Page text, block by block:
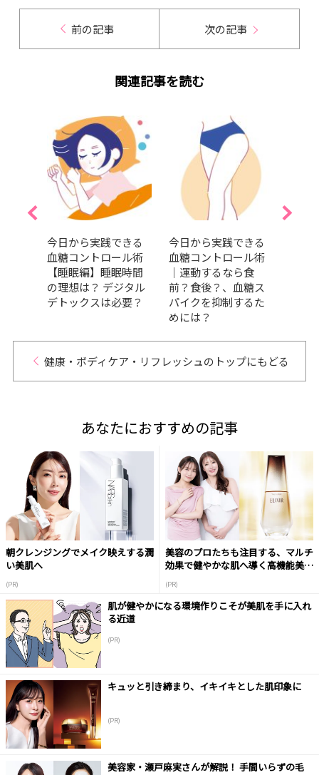
前の記事 次の記事
関連記事を読む
今日から実践できる
血糖コントロール術
【睡眠編】睡眠時間
の理想は？ デジタル
デトックスは必要？
今日から実践できる
血糖コントロール術
｜運動するなら食
前？食後？、血糖ス
パイクを抑制するた
めには？
健康・ボディケア・リフレッシュのトップにもどる
あなたにおすすめの記事
朝クレンジングでメイク映えする潤
い美肌へ
(PR)
美容のプロたちも注目する、マルチ
効果で健やかな肌へ導く高機能美容
(PR)
肌が健やかになる環境作りこそが美肌を手に入れ
る近道
(PR)
キュッと引き締まり、イキイキとした肌印象に
(PR)
美容家・瀬戸麻実さんが解説！ 手間いらずの毛